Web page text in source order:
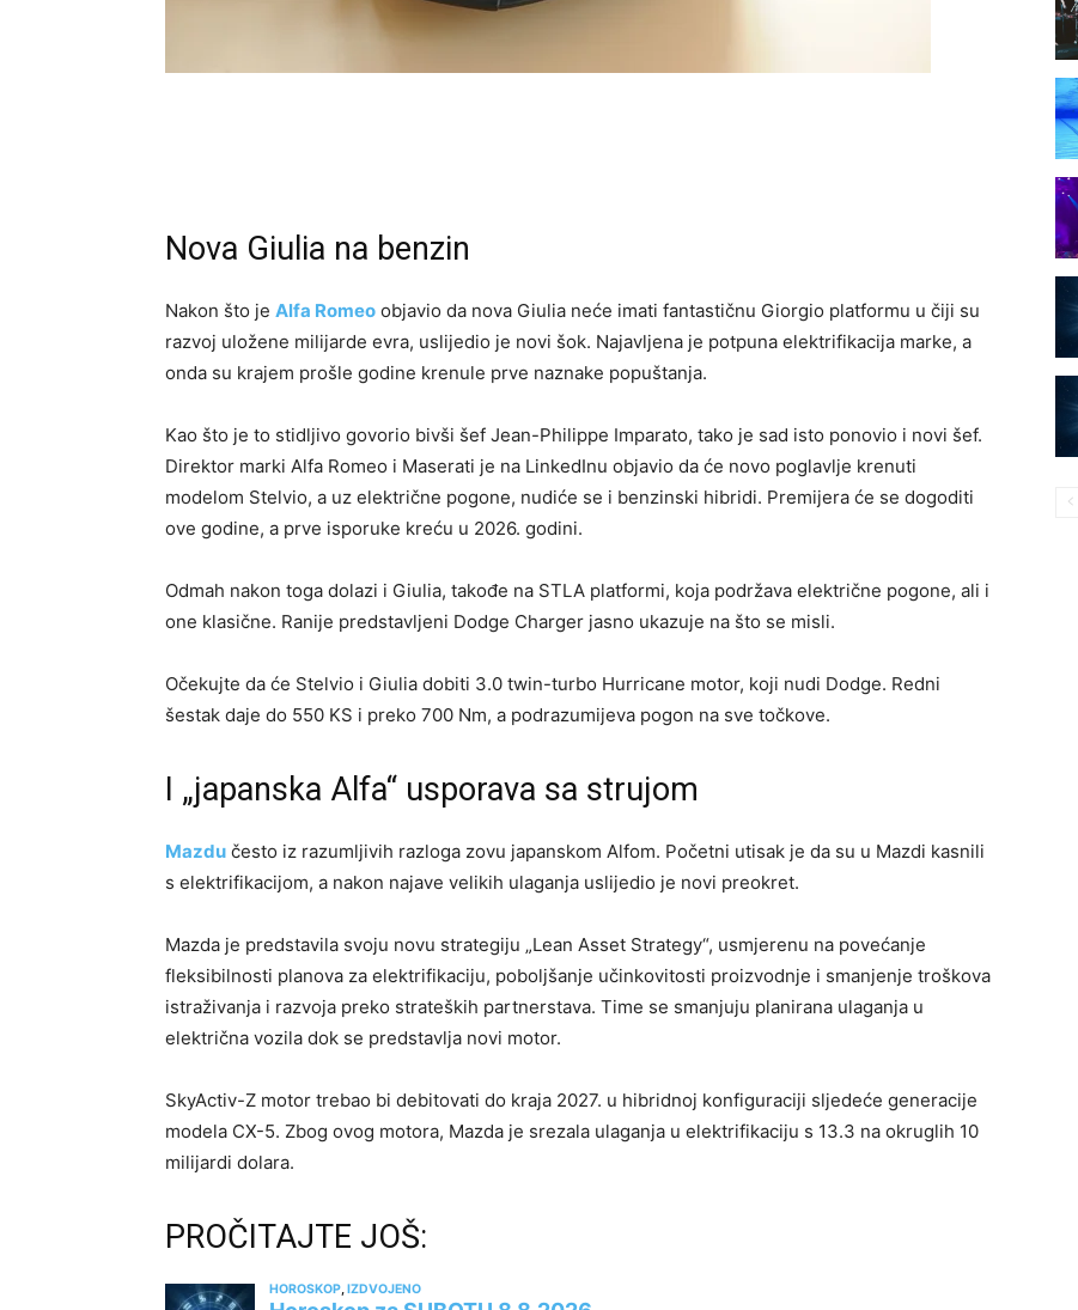
Nova Giulia na benzin
Nakon što je Alfa Romeo objavio da nova Giulia neće imati fantastičnu Giorgio platformu u čiji su
razvoj uložene milijarde evra, uslijedio je novi šok. Najavljena je potpuna elektrifikacija marke, a
onda su krajem prošle godine krenule prve naznake popuštanja.
Kao što je to stidljivo govorio bivši šef Jean-Philippe Imparato, tako je sad isto ponovio i novi šef.
Direktor marki Alfa Romeo i Maserati je na LinkedInu objavio da će novo poglavlje krenuti
modelom Stelvio, a uz električne pogone, nudiće se i benzinski hibridi. Premijera će se dogoditi
ove godine, a prve isporuke kreću u 2026. godini.
Odmah nakon toga dolazi i Giulia, takođe na STLA platformi, koja podržava električne pogone, ali i
one klasične. Ranije predstavljeni Dodge Charger jasno ukazuje na što se misli.
Očekujte da će Stelvio i Giulia dobiti 3.0 twin-turbo Hurricane motor, koji nudi Dodge. Redni
šestak daje do 550 KS i preko 700 Nm, a podrazumijeva pogon na sve točkove.
I „japanska Alfa“ usporava sa strujom
Mazdu često iz razumljivih razloga zovu japanskom Alfom. Početni utisak je da su u Mazdi kasnili
s elektrifikacijom, a nakon najave velikih ulaganja uslijedio je novi preokret.
Mazda je predstavila svoju novu strategiju „Lean Asset Strategy“, usmjerenu na povećanje
fleksibilnosti planova za elektrifikaciju, poboljšanje učinkovitosti proizvodnje i smanjenje troškova
istraživanja i razvoja preko strateških partnerstava. Time se smanjuju planirana ulaganja u
električna vozila dok se predstavlja novi motor.
SkyActiv-Z motor trebao bi debitovati do kraja 2027. u hibridnoj konfiguraciji sljedeće generacije
modela CX-5. Zbog ovog motora, Mazda je srezala ulaganja u elektrifikaciju s 13.3 na okruglih 10
milijardi dolara.
PROČITAJTE JOŠ: